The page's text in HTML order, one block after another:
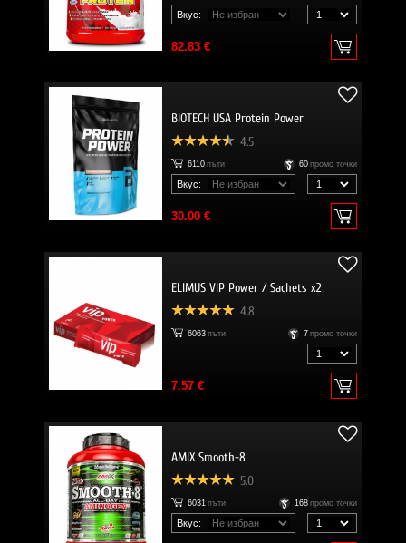
Вкус:
82.83 €
BIOTECH USA Protein Power
4.5
6110 пъти 60 промо точки
Вкус:
30.00 €
ELIMUS VIP Power / Sachets x2
4.8
6063 пъти 7 промо точки
7.57 €
AMIX Smooth-8
5.0
6031 пъти 168 промо точки
Вкус: